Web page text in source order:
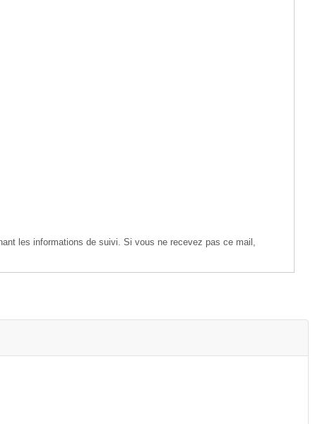
les informations de suivi. Si vous ne recevez pas ce mail,